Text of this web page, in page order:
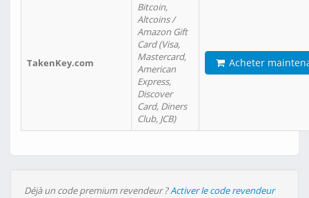
TakenKey.com
Bitcoin,
Altcoins /
Amazon Gift
Card (Visa,
Mastercard,
American
Express,
Discover
Card, Diners
Club, JCB)
Acheter
Déjà un code premium revendeur ?Activer le code revendeur